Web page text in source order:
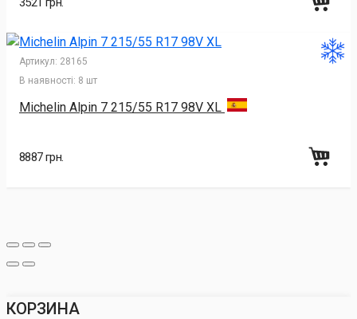
Артикул: 28165
В наявності: 8 шт
Michelin Alpin 7 215/55 R17 98V XL
8887 грн.
КОРЗИНА